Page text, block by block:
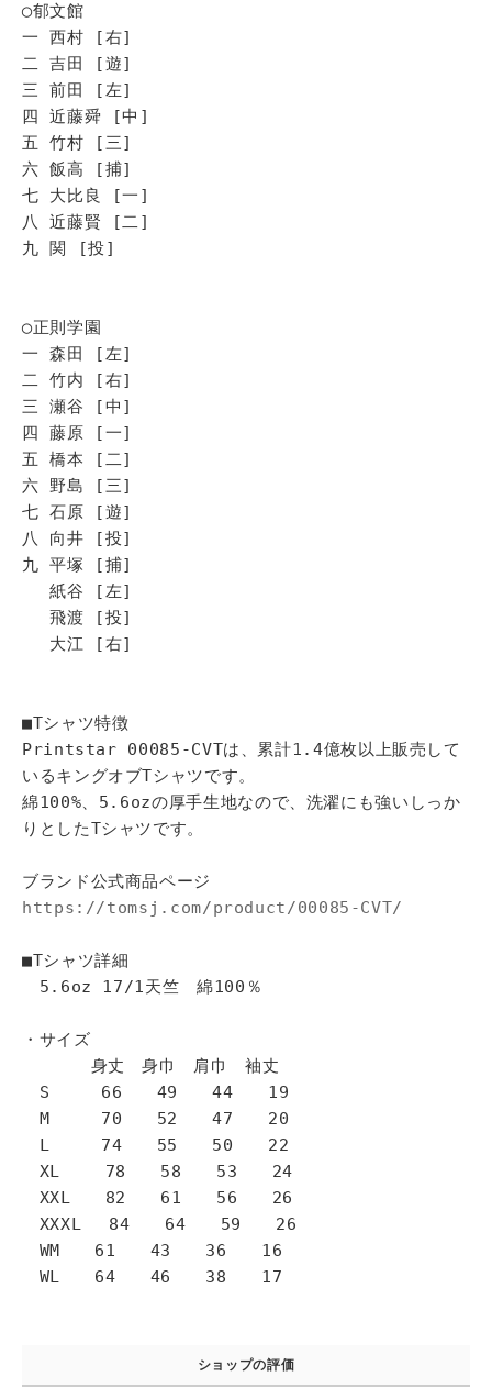
◯郁文館
一 西村 [右]
二 吉田 [遊]
三 前田 [左]
四 近藤舜 [中]
五 竹村 [三]
六 飯高 [捕]
七 大比良 [一]
八 近藤賢 [二]
九 関 [投]
◯正則学園
一 森田 [左]
二 竹内 [右]
三 瀬谷 [中]
四 藤原 [一]
五 橋本 [二]
六 野島 [三]
七 石原 [遊]
八 向井 [投]
九 平塚 [捕]
紙谷 [左]
飛渡 [投]
大江 [右]
■Tシャツ特徴
Printstar 00085-CVTは、累計1.4億枚以上販売して
いるキングオブTシャツです。
綿100%、5.6ozの厚手生地なので、洗濯にも強いしっか
りとしたTシャツです。
ブランド公式商品ページ
https://tomsj.com/product/00085-CVT/
■Tシャツ詳細
5.6oz 17/1天竺 綿100％
・サイズ
身丈 身巾 肩巾 袖丈
S 66 49 44 19
M 70 52 47 20
L 74 55 50 22
XL 78 58 53 24
XXL 82 61 56 26
XXXL 84 64 59 26
WM 61 43 36 16
WL 64 46 38 17
ショップの評価